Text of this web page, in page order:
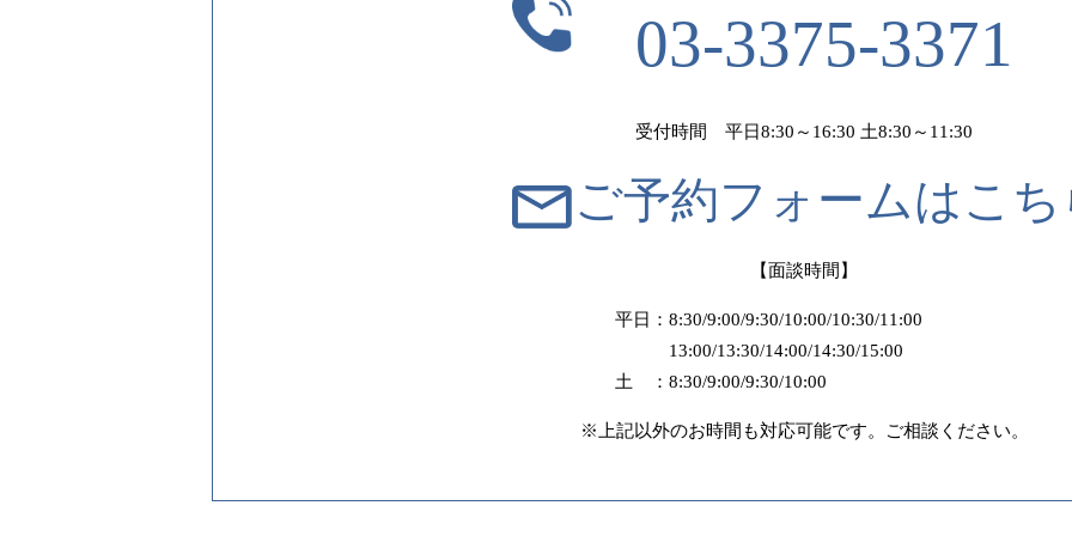
03-3375-3371
受付時間 平日8:30～16:30 土8:30～11:30
ご予約フォームはこ
【面談時間】
平日：8:30/9:00/9:30/10:00/10:30/11:00
13:00/13:30/14:00/14:30/15:00
土 ：8:30/9:00/9:30/10:00
※上記以外のお時間も対応可能です。ご相談ください。